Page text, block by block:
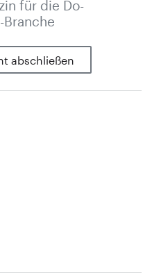
für die Do-
abschließen